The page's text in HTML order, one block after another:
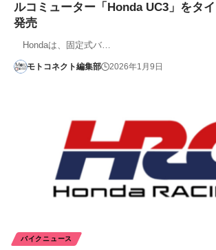
ルコミューター「Honda UC3」をタ
発売
Hondaは、固定式バ…
モトコネクト編集部 2026年1月9日
バイクニュース